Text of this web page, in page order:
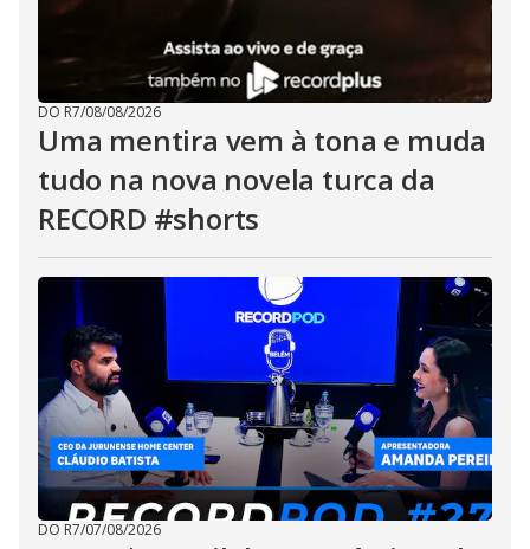
DO R7/08/08/2026
Uma mentira vem à tona e muda
tudo na nova novela turca da
RECORD #shorts
DO R7/07/08/2026